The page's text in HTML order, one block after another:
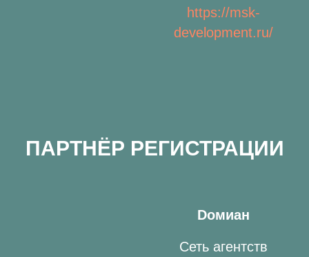
https://msk-
development.ru/
ПАРТНЁР РЕГИСТРАЦИИ
Dомиан
Сеть агентств